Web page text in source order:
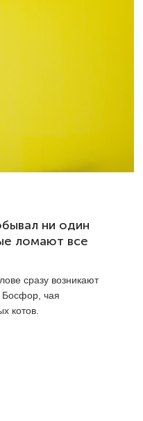
ни один
ломают все
сразу возникают
Босфор, чая
котов.